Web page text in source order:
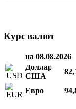
Курс валют
на 08.08.2026
Доллар
США
Евро